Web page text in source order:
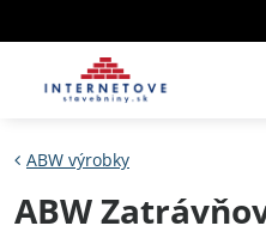
ABW výrobky
ABW